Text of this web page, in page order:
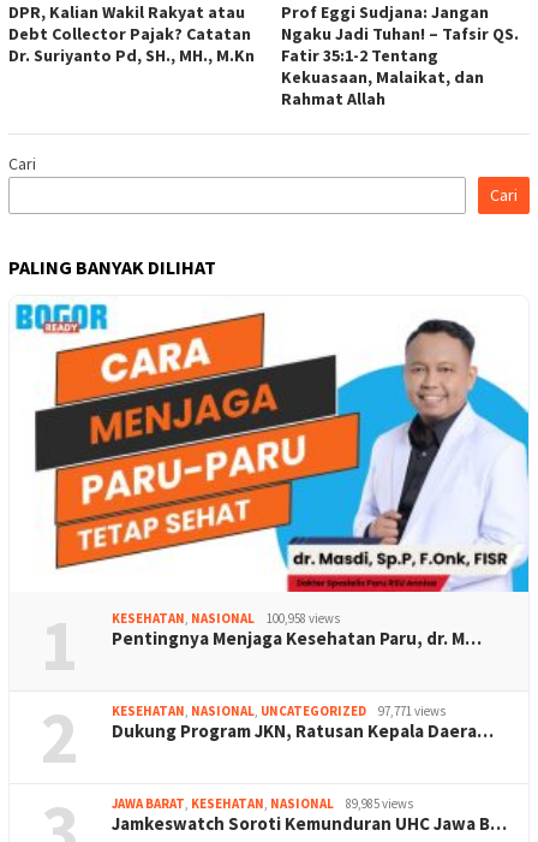
DPR, Kalian Wakil Rakyat atau
Debt Collector Pajak? Catatan
Dr. Suriyanto Pd, SH., MH., M.Kn
Prof Eggi Sudjana: Jangan
Ngaku Jadi Tuhan! – Tafsir QS.
Fatir 35:1-2 Tentang
Kekuasaan, Malaikat, dan
Rahmat Allah
Cari
Cari
PALING BANYAK DILIHAT
1 KESEHATAN, NASIONAL 100,958 views
Pentingnya Menjaga Kesehatan Paru, dr. M…
2 KESEHATAN, NASIONAL, UNCATEGORIZED 97,771 views
Dukung Program JKN, Ratusan Kepala Daera…
JAWA BARAT, KESEHATAN, NASIONAL 89,985 views
Jamkeswatch Soroti Kemunduran UHC Jawa B…